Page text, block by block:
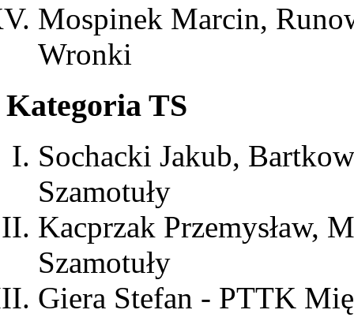
Mospinek Marcin,
Wronki
Kategoria TS
Sochacki Jakub,
Szamotuły
Kacprzak Przemysław,
Szamotuły
Giera Stefan - PTTK